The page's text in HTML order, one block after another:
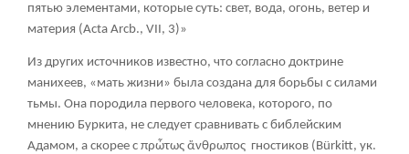
пятью элементами, которые суть: свет, вода, огонь, ветер и
материя (Acta Arcb., VII, 3)»
Из других источников известно, что согласно доктрине
манихеев, «мать жизни» была создана для борьбы с силами
тьмы. Она породила первого человека, которого, по
мнению Буркита, не следует сравнивать с библейским
Адамом, а скорее с πρὦτως ἄνθρωπος гностиков (Bürkitt, ук.